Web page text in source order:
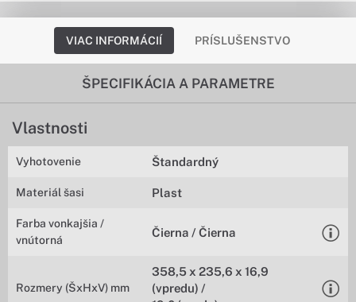
VIAC INFORMÁCIÍ PRÍSLUŠENSTVO
ŠPECIFIKÁCIA A PARAMETRE
Vlastnosti
Vyhotovenie Štandardný
Materiál šasi Plast
Farba vonkajšia /
vnútorná
Čierna / Čierna
Rozmery (ŠxHxV) mm
358,5 x 235,6 x 16,9
(vpredu) /